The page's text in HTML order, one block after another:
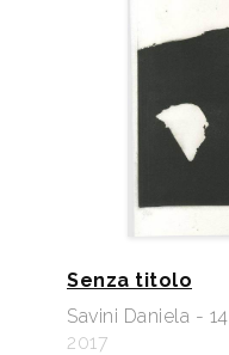
Senza titolo
Savini Daniela - 14
2017